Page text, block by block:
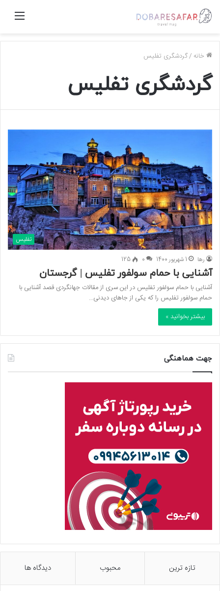
منو
خانه /گردشگری تفلیس
گردشگری تفلیس
تفلیس
رها 1 شهریور 1400 0
125
آشنایی با حمام سولفور تفلیس | گرجستان
آشنایی با حمام سولفور تفلیس در این سری از مقالات جهانگردی قصد آشنایی با
حمام سولفور تفلیس را که یکی از جاهای دیدنی…
بیشتر بخوانید »
جهت هماهنگی
تازه ترین محبوب دیدگاه ها